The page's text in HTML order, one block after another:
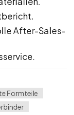
After-Sales-
Formteile